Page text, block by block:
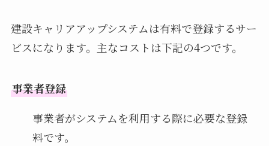
建設キャリアアップシステムは有料で登録するサー
ビスになります。主なコストは下記の4つです。
事業者登録
事業者がシステムを利用する際に必要な登録
料です。